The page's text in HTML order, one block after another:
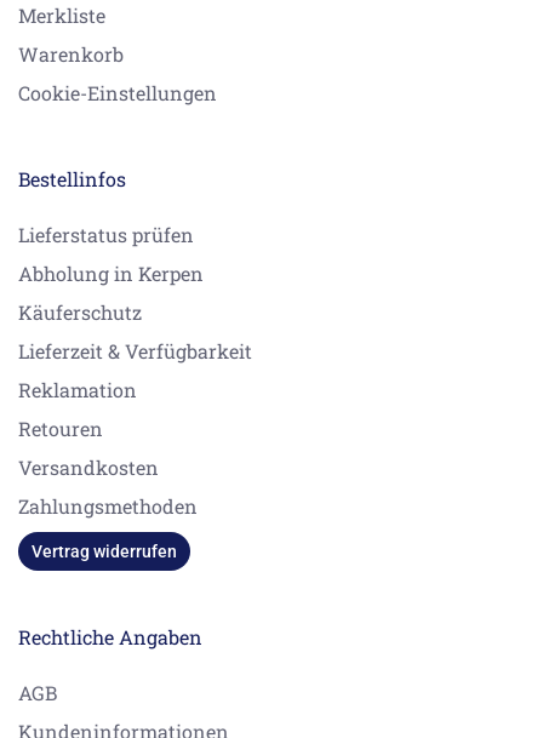
Merkliste
Warenkorb
Cookie-Einstellungen
Bestellinfos
Lieferstatus prüfen
Abholung in Kerpen
Käuferschutz
Lieferzeit & Verfügbarkeit
Reklamation
Retouren
Versandkosten
Zahlungsmethoden
Vertrag widerrufen
Rechtliche Angaben
AGB
Kundeninformationen